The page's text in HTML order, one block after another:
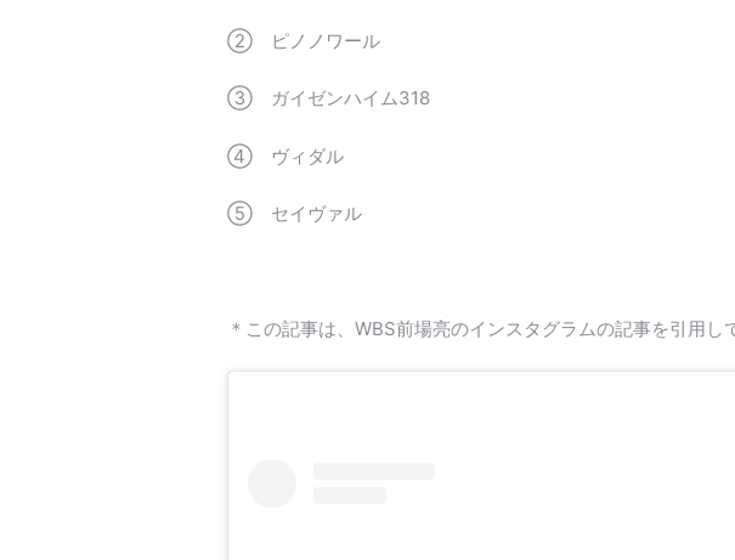
② ピノノワール
③ ガイゼンハイム318
④ ヴィダル
⑤ セイヴァル
＊この記事は、WBS前場亮のインスタグラムの記事を引用し